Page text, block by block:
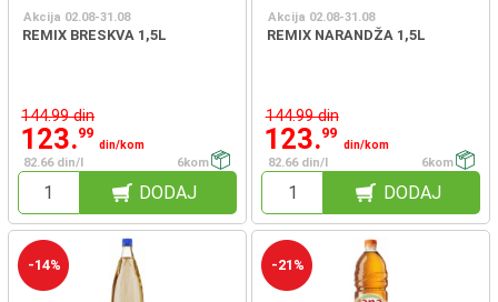
Akcija 02.08-31.08
REMIX BRESKVA 1,5L
144.99 din
123.99
din/kom
82.66 din/l
6kom
DODAJ
Akcija 02.08-31.08
REMIX NARANDŽA 1,5L
144.99 din
123.99
din/kom
82.66 din/l
6kom
DODAJ
-14% -21%